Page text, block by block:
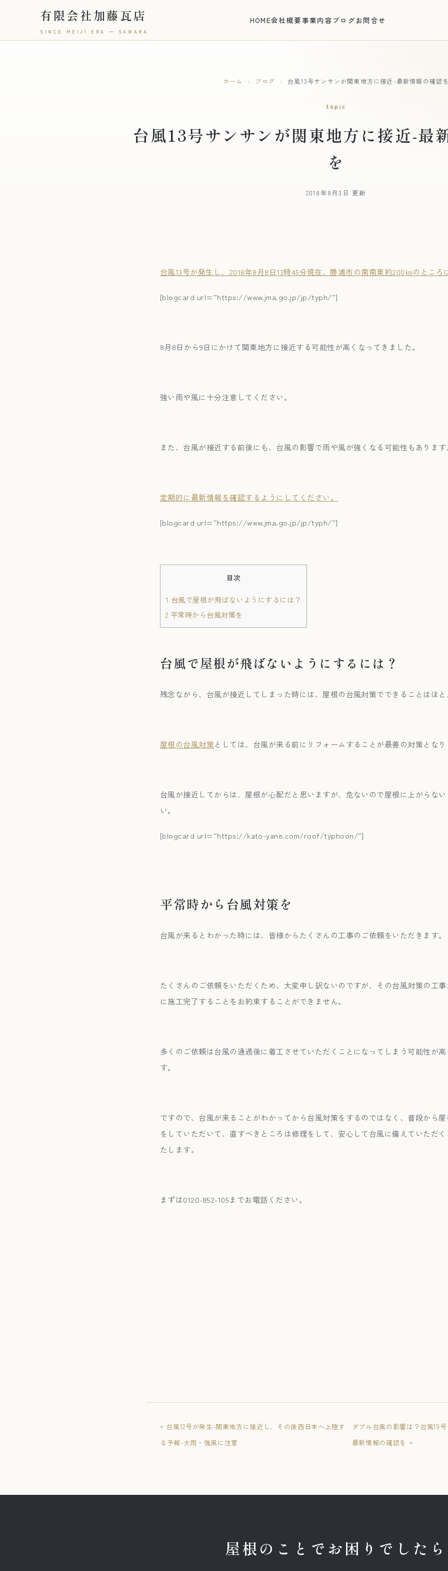
有限会社加藤瓦店
SINCE MEIJI ERA — SAWARA
HOME会社概要事業内容 ブログお問合せ
ホーム › ブログ › 台風13号サンサンが関東地方に接近-最新情報の確認を
topic
台風13号サンサンが関東地方に接近-最
を
2018年8月3日 更新
台風13号が発生し、2018年8月8日13時45分現在、勝浦市の南南東約200㎞のところ
[blogcard url=”https://www.jma.go.jp/jp/typh/”]
8月8日から9日にかけて関東地方に接近する可能性が高くなってきました。
強い雨や風に十分注意してください。
また、台風が接近する前後にも、台風の影響で雨や風が強くなる可能性もあります
定期的に最新情報を確認するようにしてください。
[blogcard url=”https://www.jma.go.jp/jp/typh/”]
目次
1 台風で屋根が飛ばないようにするには？
2 平常時から台風対策を
台風で屋根が飛ばないようにするには？
残念ながら、台風が接近してしまった時には、屋根の台風対策でできることはほと
屋根の台風対策としては、台風が来る前にリフォームすることが最善の対策となり
台風が接近してからは、屋根が心配だと思いますが、危ないので屋根に上がらな
い。
[blogcard url=”https://kato-yane.com/roof/typhoon/”]
平常時から台風対策を
台風が来るとわかった時には、皆様からたくさんの工事のご依頼をいただきます。
たくさんのご依頼をいただくため、大変申し訳ないのですが、その台風対策の工
に施工完了することをお約束することができません。
多くのご依頼は台風の通過後に着工させていただくことになってしまう可能性が
す。
ですので、台風が来ることがわかってから台風対策をするのではなく、普段から
をしていただいて、直すべきところは修理をして、安心して台風に備えていただ
たします。
まずは0120-852-105までお電話ください。
« 台風12号が発生-関東地方に接近し、その後西日本へ上陸す
る予報-大雨・強風に注意
ダブル台風の影響は？台風19
最新情報の確認を »
屋根のことでお困りでしたら